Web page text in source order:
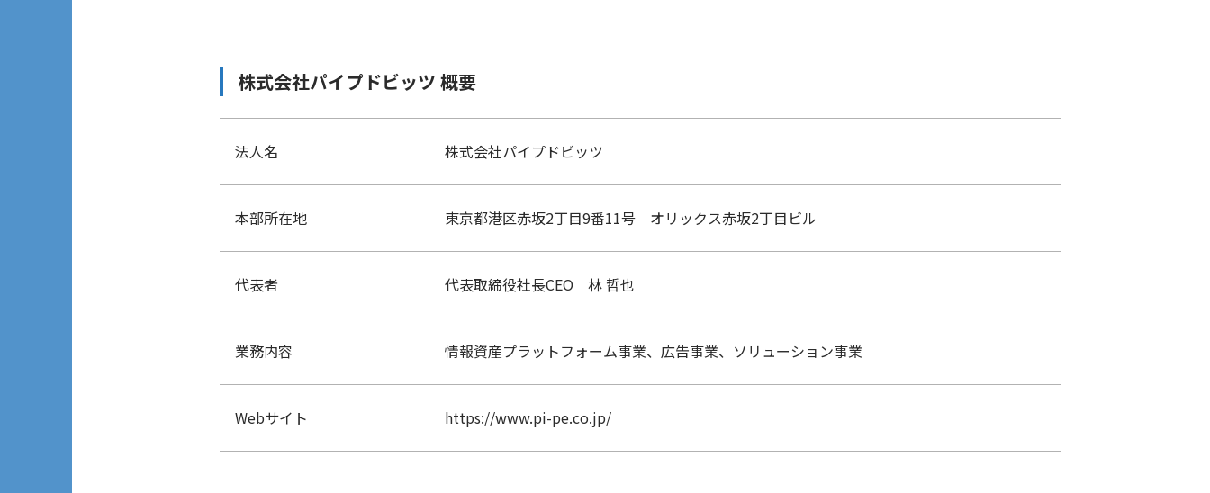
株式会社パイプドビッツ 概要
法人名 株式会社パイプドビッツ
本部所在地 東京都港区赤坂2丁目9番11号 オリックス赤坂2丁目ビル
代表者 代表取締役社長CEO 林 哲也
業務内容 情報資産プラットフォーム事業、広告事業、ソリューション事業
Webサイト https://www.pi-pe.co.jp/